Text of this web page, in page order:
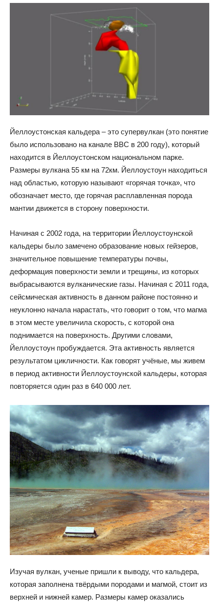
Йеллоустонская кальдера – это супервулкан (это понятие
было использовано на канале BBC в 200 году), который
находится в Йеллоустонском национальном парке.
Размеры вулкана 55 км на 72км. Йеллоустоун находиться
над областью, которую называют «горячая точка», что
обозначает место, где горячая расплавленная порода
мантии движется в сторону поверхности.
Начиная с 2002 года, на территории Йеллоустоунской
кальдеры было замечено образование новых гейзеров,
значительное повышение температуры почвы,
деформация поверхности земли и трещины, из которых
выбрасываются вулканические газы. Начиная с 2011 года,
сейсмическая активность в данном районе постоянно и
неуклонно начала нарастать, что говорит о том, что магма
в этом месте увеличила скорость, с которой она
поднимается на поверхность. Другими словами,
Йеллоустоун пробуждается. Эта активность является
результатом цикличности. Как говорят учёные, мы живем
в период активности Йеллоустоунской кальдеры, которая
повторяется один раз в 640 000 лет.
Изучая вулкан, ученые пришли к выводу, что кальдера,
которая заполнена твёрдыми породами и магмой, стоит из
верхней и нижней камер. Размеры камер оказались